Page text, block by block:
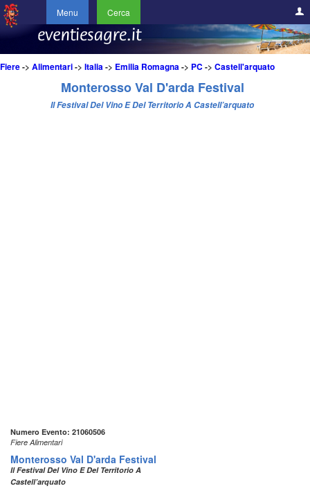
Menu Cerca
Fiere-> Alimentari-> Italia-> Emilia Romagna-> PC -> Castell'arquato
Monterosso Val D'arda Festival
Il Festival Del Vino E Del Territorio A Castell’arquato
Numero Evento: 21060506
Fiere Alimentari
Monterosso Val D'arda Festival
Il Festival Del Vino E Del Territorio A
Castell’arquato